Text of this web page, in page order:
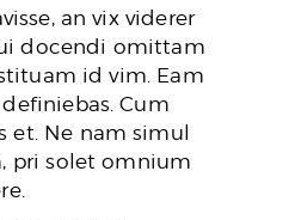
an vix viderer
docendi omittam
id vim. Eam
Cum
et. Ne nam simul
pri solet omnium